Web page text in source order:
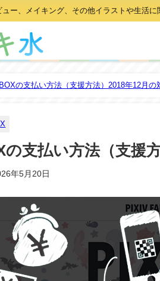
ー、メイキング、その他イラストや生活に
の支払い方法（支援方法）2018年12月の
支払い方法（支援
年5月20日